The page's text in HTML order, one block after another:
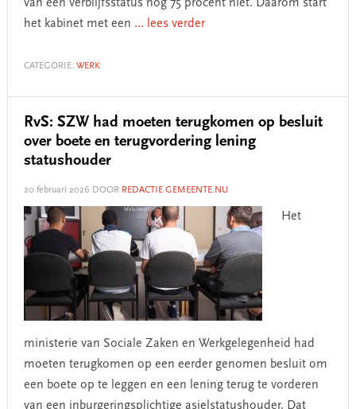
van een verblijfsstatus nog 75 procent niet. Daarom start
het kabinet met een ... lees verder
CATEGORIE: WERK
RvS: SZW had moeten terugkomen op besluit
over boete en terugvordering lening
statushouder
20 februari 2026 DOOR REDACTIE GEMEENTE.NU
Het
ministerie van Sociale Zaken en Werkgelegenheid had
moeten terugkomen op een eerder genomen besluit om
een boete op te leggen en een lening terug te vorderen
van een inburgeringsplichtige asielstatushouder. Dat